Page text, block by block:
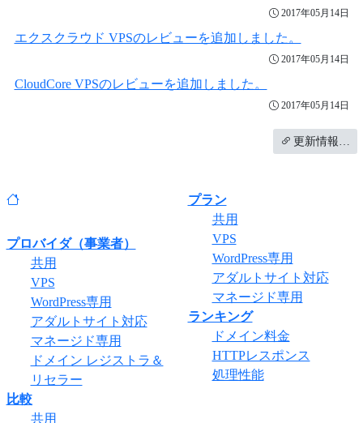
2017年05月14日
エクスクラウド VPSのレビューを追加しました。
2017年05月14日
CloudCore VPSのレビューを追加しました。
2017年05月14日
更新情報…
プロバイダ（事業者）
共用
VPS
WordPress専用
アダルトサイト対応
マネージド専用
ドメイン レジストラ＆
リセラー
プラン
共用
VPS
WordPress専用
アダルトサイト対応
マネージド専用
ランキング
ドメイン料金
HTTPレスポンス
処理性能
比較
共用